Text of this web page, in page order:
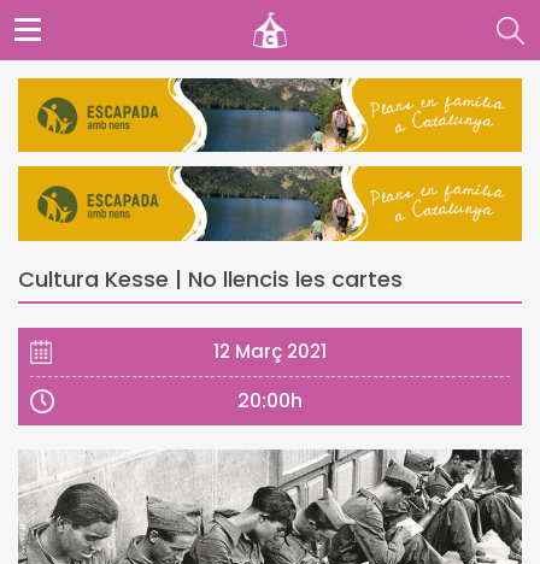
Cultura Kesse | No llencis les cartes
12 Març 2021
20:00h